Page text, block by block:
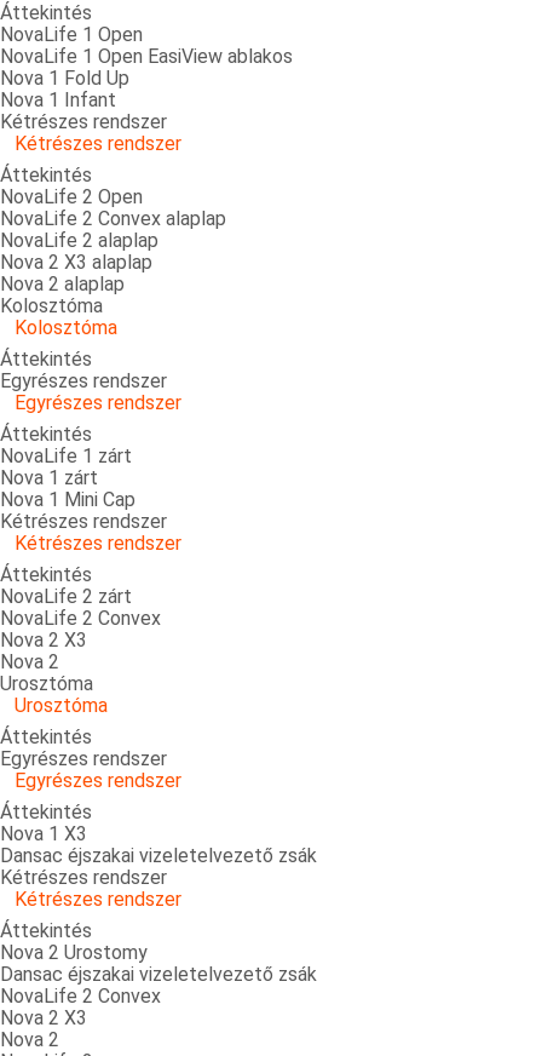
Áttekintés
NovaLife 1 Open
NovaLife 1 Open EasiView ablakos
Nova 1 Fold Up
Nova 1 Infant
Kétrészes rendszer
Kétrészes rendszer
Áttekintés
NovaLife 2 Open
NovaLife 2 Convex alaplap
NovaLife 2 alaplap
Nova 2 X3 alaplap
Nova 2 alaplap
Kolosztóma
Kolosztóma
Áttekintés
Egyrészes rendszer
Egyrészes rendszer
Áttekintés
NovaLife 1 zárt
Nova 1 zárt
Nova 1 Mini Cap
Kétrészes rendszer
Kétrészes rendszer
Áttekintés
NovaLife 2 zárt
NovaLife 2 Convex
Nova 2 X3
Nova 2
Urosztóma
Urosztóma
Áttekintés
Egyrészes rendszer
Egyrészes rendszer
Áttekintés
Nova 1 X3
Dansac éjszakai vizeletelvezető zsák
Kétrészes rendszer
Kétrészes rendszer
Áttekintés
Nova 2 Urostomy
Dansac éjszakai vizeletelvezető zsák
NovaLife 2 Convex
Nova 2 X3
Nova 2